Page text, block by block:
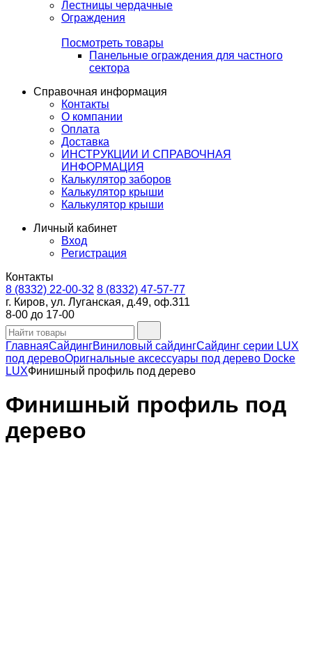
Лестницы чердачные
Ограждения
Посмотреть товары
Панельные ограждения для частного
сектора
Справочная информация
Контакты
О компании
Оплата
Доставка
ИНСТРУКЦИИ И СПРАВОЧНАЯ
ИНФОРМАЦИЯ
Калькулятор заборов
Калькулятор крыши
Калькулятор крыши
Личный кабинет
Вход
Регистрация
Контакты
8 (8332) 22-00-32 8 (8332) 47-57-77
г. Киров, ул. Луганская, д.49, оф.311
8-00 до 17-00
ГлавнаяСайдингВиниловый сайдингСайдинг серии LUX
под деревоОригнальные аксессуары под дерево Docke
LUXФинишный профиль под дерево
Финишный профиль под
дерево